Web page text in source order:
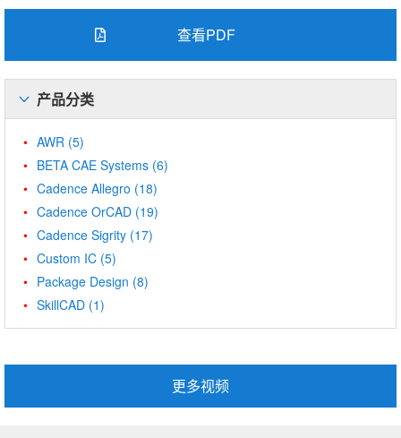
查看PDF
产品分类
AWR (5)
BETA CAE Systems (6)
Cadence Allegro (18)
Cadence OrCAD (19)
Cadence Sigrity (17)
Custom IC (5)
Package Design (8)
SkillCAD (1)
更多视频